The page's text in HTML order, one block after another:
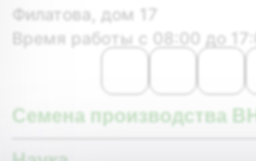
Филатова, дом 17
Время работы с 08:00 до
Семена производства